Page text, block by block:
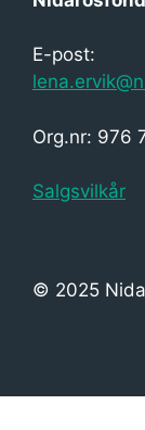
s
j
o
n
E-post:
Org.nr: 976
Salgsvilkår
© 2025